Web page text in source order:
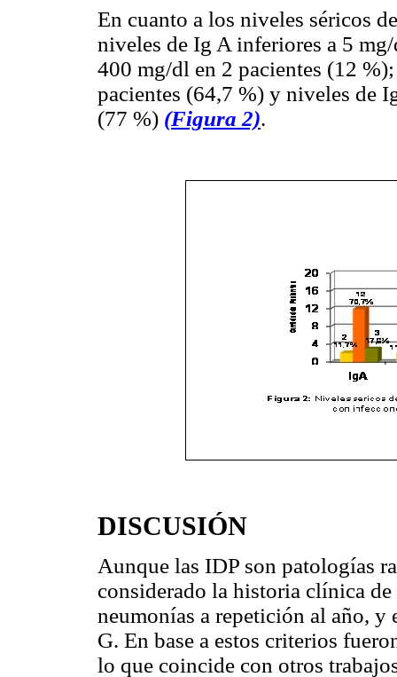
En cuanto a los niveles séricos
niveles de Ig A inferiores a 5
400 mg/dl en 2 pacientes (12
pacientes (64,7 %) y niveles de
(77 %) (Figura 2).
DISCUSIÓN
Aunque las IDP son patologías
considerado la historia clínica de
neumonías a repetición al año,
G. En base a estos criterios
lo que coincide con otros